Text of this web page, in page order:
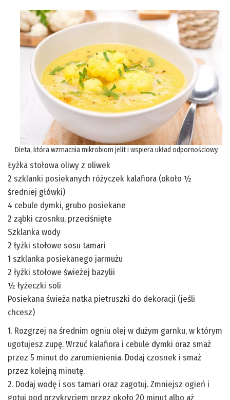
Dieta, która wzmacnia mikrobiom jelit i wspiera układ odpornościowy.
Łyżka stołowa oliwy z oliwek
2 szklanki posiekanych różyczek kalafiora (około ½
średniej główki)
4 cebule dymki, grubo posiekane
2 ząbki czosnku, przeciśnięte
Szklanka wody
2 łyżki stołowe sosu tamari
1 szklanka posiekanego jarmużu
2 łyżki stołowe świeżej bazylii
½ łyżeczki soli
Posiekana świeża natka pietruszki do dekoracji (jeśli
chcesz)
1. Rozgrzej na średnim ogniu olej w dużym garnku, w którym
ugotujesz zupę. Wrzuć kalafiora i cebule dymki oraz smaż
przez 5 minut do zarumienienia. Dodaj czosnek i smaż
przez kolejną minutę.
2. Dodaj wodę i sos tamari oraz zagotuj. Zmniejsz ogień i
gotuj pod przykryciem przez około 20 minut albo aż